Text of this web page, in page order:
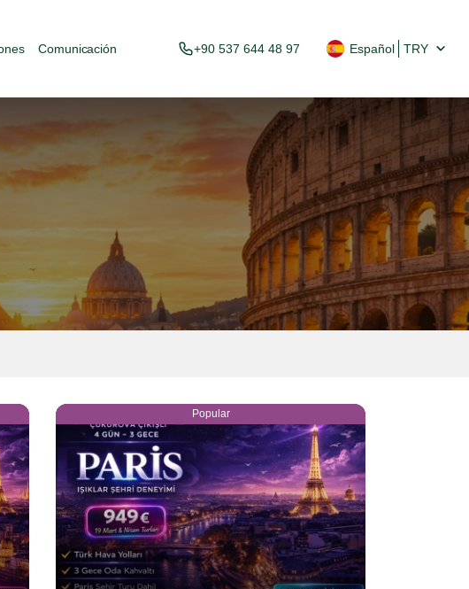
Comunicación +90 537 644 48 97 Español TRY
Popular